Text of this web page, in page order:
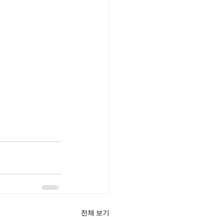
전체 보기